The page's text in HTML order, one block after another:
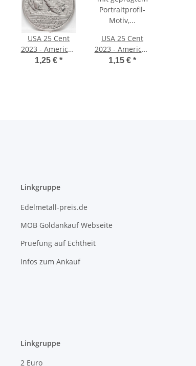
USA 25 Cent
2023 - American
Women Quarter
1,25 € *
USA 25 Cent
2023 - American
Women Quarter
1,15 € *
Linkgruppe
Edelmetall-preis.de
MOB Goldankauf Webseite
Pruefung auf Echtheit
Infos zum Ankauf
Linkgruppe
2 Euro